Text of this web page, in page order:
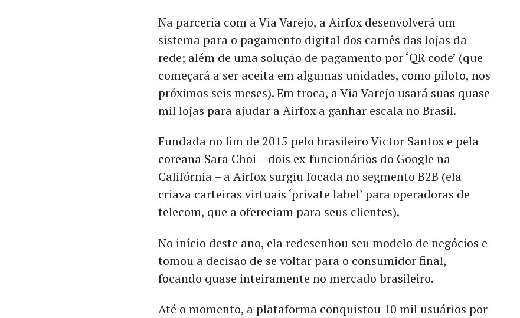
Na parceria com a Via Varejo, a Airfox desenvolverá um
sistema para o pagamento digital dos carnês das lojas da
rede; além de uma solução de pagamento por ‘QR code’ (que
começará a ser aceita em algumas unidades, como piloto, nos
próximos seis meses). Em troca, a Via Varejo usará suas quase
mil lojas para ajudar a Airfox a ganhar escala no Brasil.
Fundada no fim de 2015 pelo brasileiro Victor Santos e pela
coreana Sara Choi – dois ex-funcionários do Google na
Califórnia – a Airfox surgiu focada no segmento B2B (ela
criava carteiras virtuais ‘private label’ para operadoras de
telecom, que a ofereciam para seus clientes).
No início deste ano, ela redesenhou seu modelo de negócios e
tomou a decisão de se voltar para o consumidor final,
focando quase inteiramente no mercado brasileiro.
Até o momento, a plataforma conquistou 10 mil usuários por